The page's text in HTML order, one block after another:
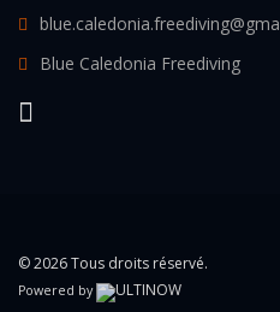
Blue Caledonia Freediving
© 2026 Tous droits réservé.
Powered by